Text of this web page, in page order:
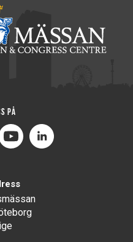
på
YoutubeLinkedIn